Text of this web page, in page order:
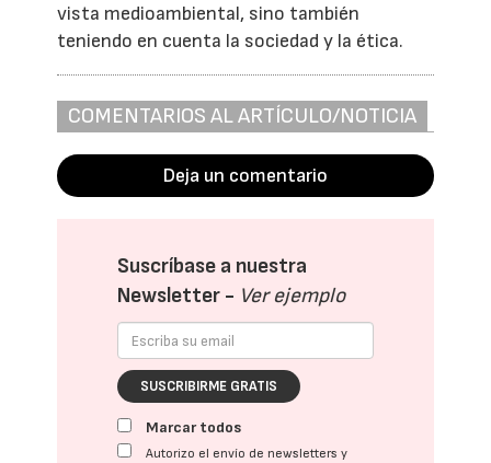
vista medioambiental, sino también
teniendo en cuenta la sociedad y la ética.
COMENTARIOS AL ARTÍCULO/NOTICIA
Deja un comentario
Suscríbase a nuestra
Newsletter - Ver ejemplo
SUSCRIBIRME GRATIS
Marcar todos
Autorizo el envío de newsletters y